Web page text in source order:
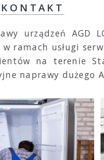
urządzeń AGD
ramach usługi
na terenie
naprawy dużego